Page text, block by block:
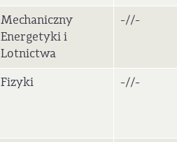
Mechaniczny
Energetyki i
Lotnictwa
-//-
Fizyki -//-